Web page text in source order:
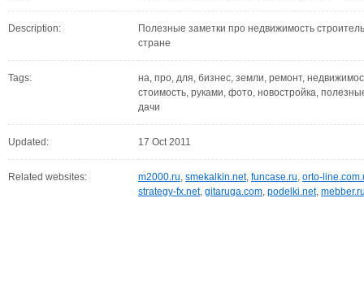
Description:
Полезные заметки про недвижимость
стране
Tags:
на, про, для, бизнес, земли, ремонт,
стоимость, руками, фото, новостройка,
дачи
Updated: 17 Oct 2011
Related websites: m2000.ru, smekalkin.net, funcase.ru, orto-
strategy-fx.net, gitaruga.com, podelki.net,